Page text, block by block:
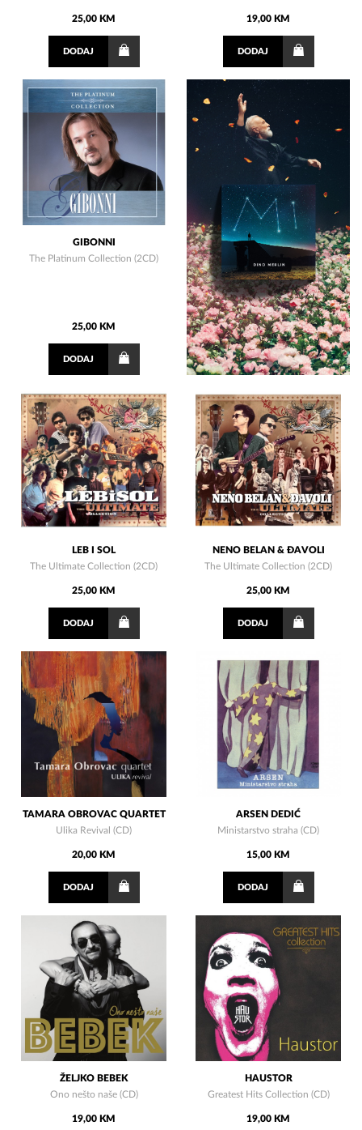
25,00 KM
DODAJ
19,00 KM
DODAJ
GIBONNI
The Platinum Collection (2CD)
25,00 KM
DODAJ
LEB I SOL
The Ultimate Collection (2CD)
25,00 KM
DODAJ
NENO BELAN & ĐAVOLI
The Ultimate Collection (2CD)
25,00 KM
DODAJ
TAMARA OBROVAC QUARTET
Ulika Revival (CD)
20,00 KM
DODAJ
ARSEN DEDIĆ
Ministarstvo straha (CD)
15,00 KM
DODAJ
ŽELJKO BEBEK
Ono nešto naše (CD)
19,00 KM
HAUSTOR
Greatest Hits Collection (CD)
19,00 KM